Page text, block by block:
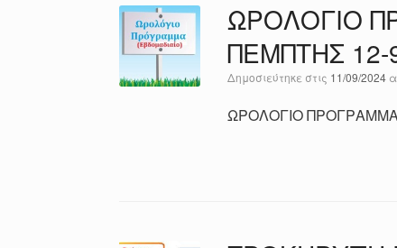
ΩΡΟΛΟΓΙΟ
ΠΕΜΠΤΗΣ 12-
Δημοσιεύτηκε στις 11/09/2024
ΩΡΟΛΟΓΙΟ